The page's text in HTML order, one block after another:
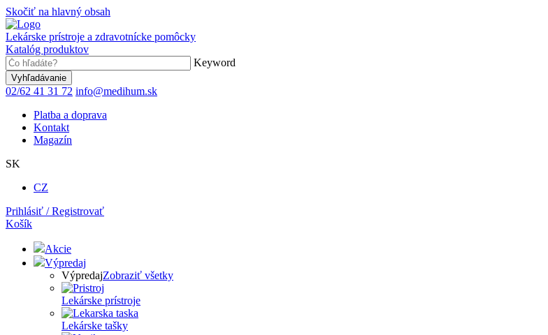
Skočiť na hlavný obsah
Lekárske prístroje a zdravotnícke pomôcky
Katalóg produktov
Keyword
02/62 41 31 72 info@medihum.sk
Platba a doprava
Kontakt
Magazín
SK
CZ
Prihlásiť / Registrovať
Košík
Akcie
Výpredaj
VýpredajZobraziť všetky
Lekárske prístroje
Lekárske tašky